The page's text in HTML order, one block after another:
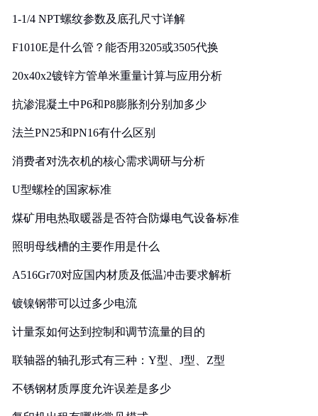
1-1/4 NPT螺纹参数及底孔尺寸详解
F1010E是什么管？能否用3205或3505代换
20x40x2镀锌方管单米重量计算与应用分析
抗渗混凝土中P6和P8膨胀剂分别加多少
法兰PN25和PN16有什么区别
消费者对洗衣机的核心需求调研与分析
U型螺栓的国家标准
煤矿用电热取暖器是否符合防爆电气设备标准
照明母线槽的主要作用是什么
A516Gr70对应国内材质及低温冲击要求解析
镀镍钢带可以过多少电流
计量泵如何达到控制和调节流量的目的
联轴器的轴孔形式有三种：Y型、J型、Z型
不锈钢材质厚度允许误差是多少